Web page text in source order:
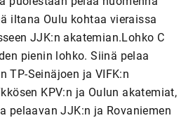
iltana Oulu kohtaa vieraissa
JJK:n akatemian.Lohko C
pienin lohko. Siinä pelaa
TP-Seinäjoen ja VIFK:n
KPV:n ja Oulun akatemiat,
pelaavan JJK:n ja Rovaniemen